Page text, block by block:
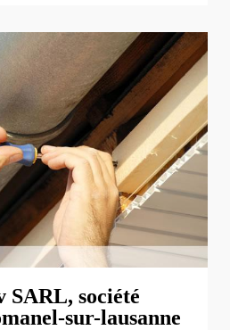
SARL, société
sur-lausanne